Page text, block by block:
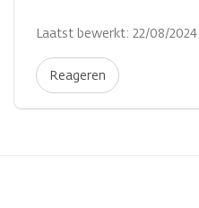
Laatst bewerkt: 22/08/
Reageren